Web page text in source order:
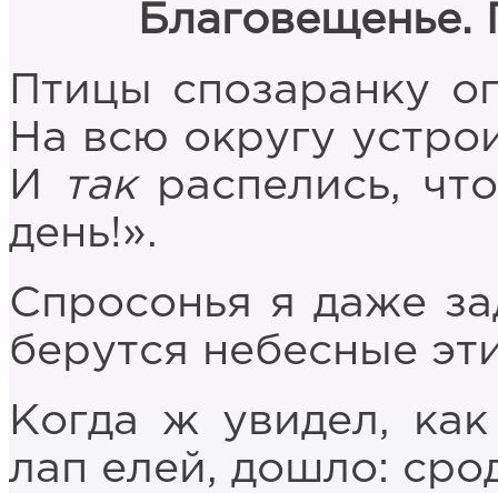
Птицы спозаранку
На всю округу
И
такраспелись,
день!».
Спросонья я даже
берутся небесные
Когда ж увидел,
лап елей, дошло: